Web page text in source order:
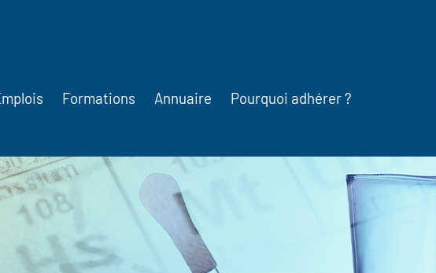
Formations Annuaire Pourquoi adhérer ?